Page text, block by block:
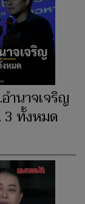
ำนาจเจริญ
3 ทั้งหมด